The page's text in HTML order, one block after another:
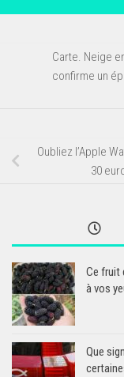
Carte. Neige
confirme un
Oubliez l’Apple
30
Ce fruit
à vos
Que